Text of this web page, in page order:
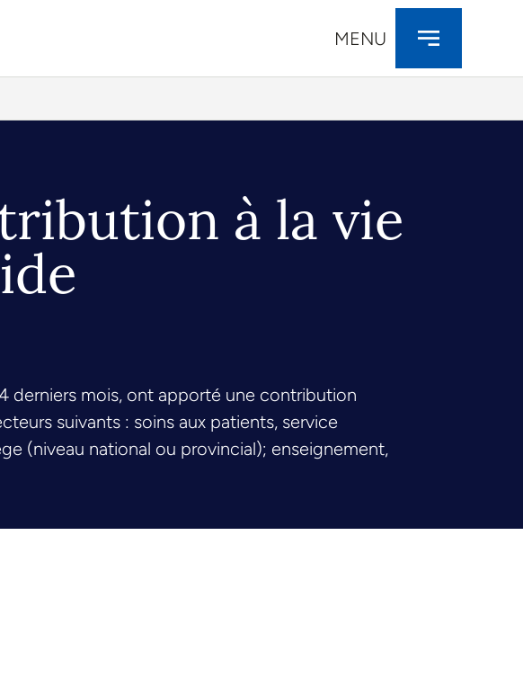
MENU
à la vie
derniers mois, ont apporté une contribution
suivants : soins aux patients, service
(niveau national ou provincial); enseignement,